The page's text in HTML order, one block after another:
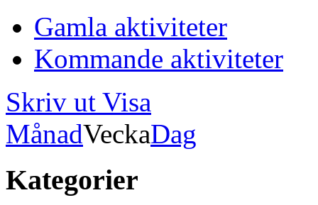
Gamla aktiviteter
Kommande aktiviteter
Skriv ut Visa
MånadVeckaDag
Kategorier